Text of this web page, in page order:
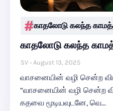
காதலோடு கலந்த
காதலோடு கலந்த
SV August 13, 2025
வாசனையின் வழி சென்ற
“வாசனையின் வழி சென்ற
கதவை மூடியவுடனே, வெ…